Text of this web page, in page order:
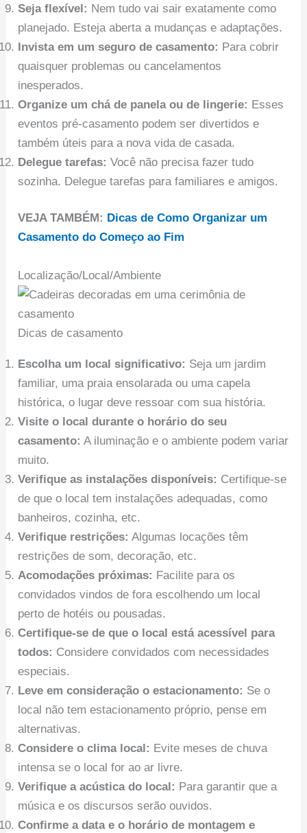
Seja flexível: Nem tudo vai sair exatamente como
planejado. Esteja aberta a mudanças e adaptações.
Invista em um seguro de casamento: Para cobrir
quaisquer problemas ou cancelamentos
inesperados.
Organize um chá de panela ou de lingerie: Esses
eventos pré-casamento podem ser divertidos e
também úteis para a nova vida de casada.
Delegue tarefas: Você não precisa fazer tudo
sozinha. Delegue tarefas para familiares e amigos.
VEJA TAMBÉM: Dicas de Como Organizar um
Casamento do Começo ao Fim
Localização/Local/Ambiente
Dicas de casamento
Escolha um local significativo: Seja um jardim
familiar, uma praia ensolarada ou uma capela
histórica, o lugar deve ressoar com sua história.
Visite o local durante o horário do seu
casamento: A iluminação e o ambiente podem variar
muito.
Verifique as instalações disponíveis: Certifique-se
de que o local tem instalações adequadas, como
banheiros, cozinha, etc.
Verifique restrições: Algumas locações têm
restrições de som, decoração, etc.
Acomodações próximas: Facilite para os
convidados vindos de fora escolhendo um local
perto de hotéis ou pousadas.
Certifique-se de que o local está acessível para
todos: Considere convidados com necessidades
especiais.
Leve em consideração o estacionamento: Se o
local não tem estacionamento próprio, pense em
alternativas.
Considere o clima local: Evite meses de chuva
intensa se o local for ao ar livre.
Verifique a acústica do local: Para garantir que a
música e os discursos serão ouvidos.
Confirme a data e o horário de montagem e